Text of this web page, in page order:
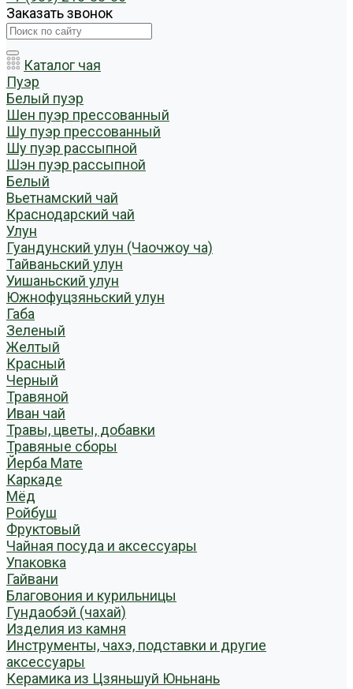
Заказать звонок
Каталог чая
Пуэр
Белый пуэр
Шен пуэр прессованный
Шу пуэр прессованный
Шу пуэр рассыпной
Шэн пуэр рассыпной
Белый
Вьетнамский чай
Краснодарский чай
Улун
Гуандунский улун (Чаочжоу ча)
Тайваньский улун
Уишаньский улун
Южнофуцзяньский улун
Габа
Зеленый
Желтый
Красный
Черный
Травяной
Иван чай
Травы, цветы, добавки
Травяные сборы
Йерба Мате
Каркаде
Мёд
Ройбуш
Фруктовый
Чайная посуда и аксессуары
Упаковка
Гайвани
Благовония и курильницы
Гундаобэй (чахай)
Изделия из камня
Инструменты, чахэ, подставки и другие
аксессуары
Керамика из Цзяньшуй Юньнань